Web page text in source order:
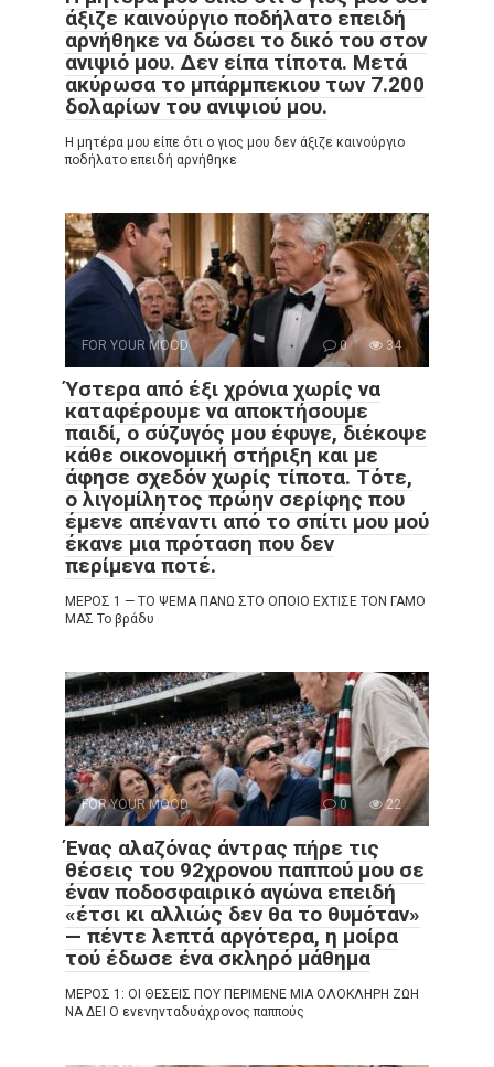
άξιζε καινούργιο ποδήλατο επειδή
αρνήθηκε να δώσει το δικό του στον
ανιψιό μου. Δεν είπα τίποτα. Μετά
ακύρωσα το μπάρμπεκιου των 7.200
δολαρίων του ανιψιού μου.
Η μητέρα μου είπε ότι ο γιος μου δεν άξιζε καινούργιο
ποδήλατο επειδή αρνήθηκε
FOR YOUR MOOD 0 34
Ύστερα από έξι χρόνια χωρίς να
καταφέρουμε να αποκτήσουμε
παιδί, ο σύζυγός μου έφυγε, διέκοψε
κάθε οικονομική στήριξη και με
άφησε σχεδόν χωρίς τίποτα. Τότε,
ο λιγομίλητος πρώην σερίφης που
έμενε απέναντι από το σπίτι μου μού
έκανε μια πρόταση που δεν
περίμενα ποτέ.
ΜΕΡΟΣ 1 — ΤΟ ΨΕΜΑ ΠΑΝΩ ΣΤΟ ΟΠΟΙΟ ΕΧΤΙΣΕ ΤΟΝ ΓΑΜΟ
ΜΑΣ Το βράδυ
FOR YOUR MOOD 0 22
Ένας αλαζόνας άντρας πήρε τις
θέσεις του 92χρονου παππού μου σε
έναν ποδοσφαιρικό αγώνα επειδή
«έτσι κι αλλιώς δεν θα το θυμόταν»
— πέντε λεπτά αργότερα, η μοίρα
τού έδωσε ένα σκληρό μάθημα
ΜΕΡΟΣ 1: ΟΙ ΘΕΣΕΙΣ ΠΟΥ ΠΕΡΙΜΕΝΕ ΜΙΑ ΟΛΟΚΛΗΡΗ ΖΩΗ
ΝΑ ΔΕΙ Ο ενενηνταδυάχρονος παππούς